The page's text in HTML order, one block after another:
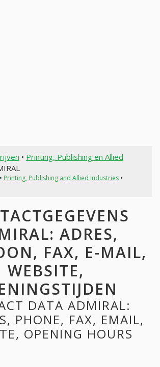
• Printing, Publishing en Allied
Printing, Publishing and Allied Industries•
ADRES,
FAX, E-MAIL,
WEBSITE,
DATA ADMIRAL:
PHONE, FAX, EMAIL,
OPENING HOURS